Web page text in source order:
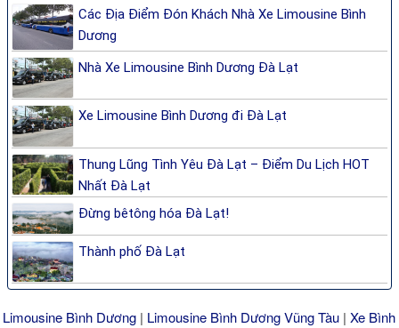
Các Địa Điểm Đón Khách Nhà Xe Limousine Bình
Dương
Nhà Xe Limousine Bình Dương Đà Lạt
Xe Limousine Bình Dương đi Đà Lạt
Thung Lũng Tình Yêu Đà Lạt – Điểm Du Lịch HOT
Nhất Đà Lạt
Đừng bêtông hóa Đà Lạt!
Thành phố Đà Lạt
Limousine Bình Dương | Limousine Bình Dương Vũng Tàu |Xe Bình